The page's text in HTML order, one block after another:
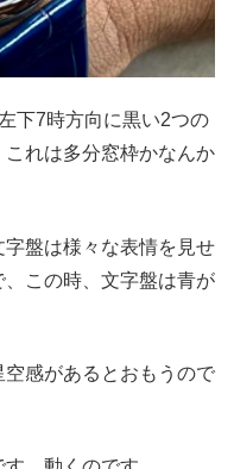
下7時方向に黒い2つの
れは多分窓枠かなんか
盤は様々な表情を見せ
この時、文字盤は青が
感があるとおもうので